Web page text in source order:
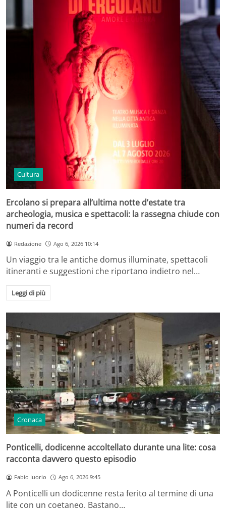
Cultura
Ercolano si prepara all’ultima notte d’estate tra
archeologia, musica e spettacoli: la rassegna chiude con
numeri da record
Redazione Ago 6, 2026 10:14
Un viaggio tra le antiche domus illuminate, spettacoli
itineranti e suggestioni che riportano indietro nel…
Leggi di più
Cronaca
Ponticelli, dodicenne accoltellato durante una lite: cosa
racconta davvero questo episodio
Fabio Iuorio Ago 6, 2026 9:45
A Ponticelli un dodicenne resta ferito al termine di una
lite con un coetaneo. Bastano…